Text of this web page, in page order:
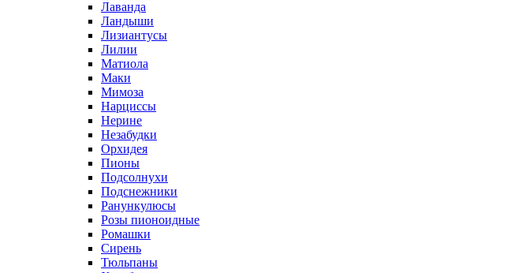
Лаванда
Ландыши
Лизиантусы
Лилии
Матиола
Маки
Мимоза
Нарциссы
Нерине
Незабудки
Орхидея
Пионы
Подсолнухи
Подснежники
Ранункулюсы
Розы пионоидные
Ромашки
Сирень
Тюльпаны